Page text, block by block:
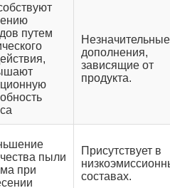
путем
Незначительные
дополнения,
зависящие от
продукта.
пыли
при
Присутствует в
составах.